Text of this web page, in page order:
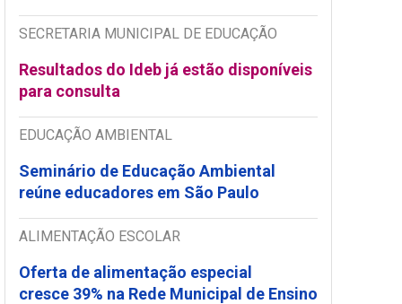
SECRETARIA MUNICIPAL DE EDUCAÇÃO
Resultados do Ideb já estão disponíveis
para consulta
EDUCAÇÃO AMBIENTAL
Seminário de Educação Ambiental
reúne educadores em São Paulo
ALIMENTAÇÃO ESCOLAR
Oferta de alimentação especial
cresce 39% na Rede Municipal de Ensino